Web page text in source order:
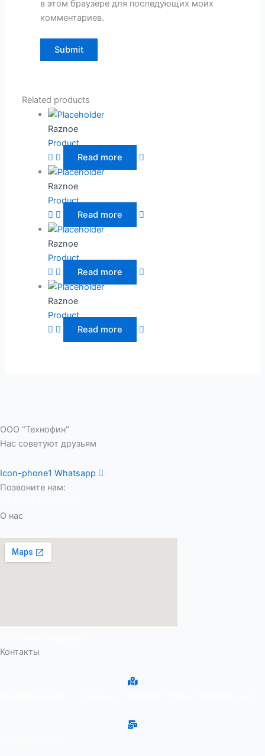
в этом браузере для последующих моих
комментариев.
Related products
Raznoe
Product
Read more
Raznoe
Product
Read more
Raznoe
Product
Read more
Raznoe
Product
Read more
ООО "Технофин"
Нас советуют друзьям
Icon-phone1 Whatsapp
Позвоните нам:
О нас
Контакты